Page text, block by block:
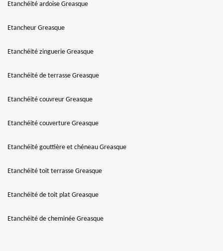
Etanchéité ardoise Greasque
Etancheur Greasque
Etanchéité zinguerie Greasque
Etanchéité de terrasse Greasque
Etanchéité couvreur Greasque
Etanchéité couverture Greasque
Etanchéité gouttière et chéneau Greasque
Etanchéité toit terrasse Greasque
Etanchéité de toit plat Greasque
Etanchéité de cheminée Greasque